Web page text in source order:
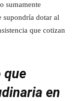
sumamente
supondría dotar al
que cotizan
que
en